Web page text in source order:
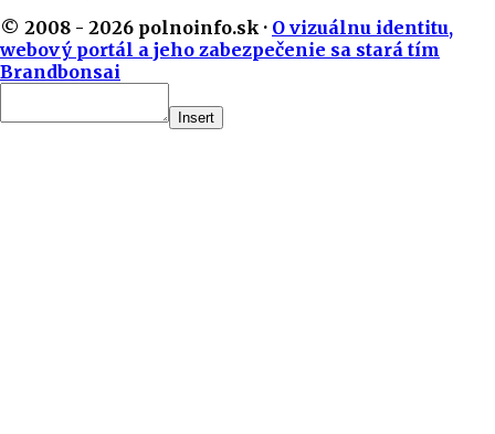
© 2008 - 2026 polnoinfo.sk · O vizuálnu identitu,
webový portál a jeho zabezpečenie sa stará tím
Brandbonsai
Insert